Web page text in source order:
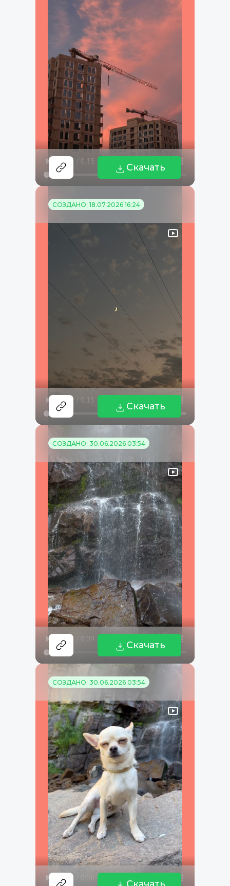
Скачать
СОЗДАНО: 18.07.2026 16:24
Скачать
СОЗДАНО: 30.06.2026 03:54
Скачать
СОЗДАНО: 30.06.2026 03:54